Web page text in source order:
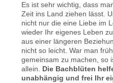
Es ist sehr wichtig, dass
Zeit ins Land ziehen lässt.
nicht nur die eine Liebe im
wieder Ihr eigenes Leben
aus einer längeren
nicht so leicht. War man
gemeinsam zu machen, so
allein. Die Bachblüten
unabhängig und frei Ihr